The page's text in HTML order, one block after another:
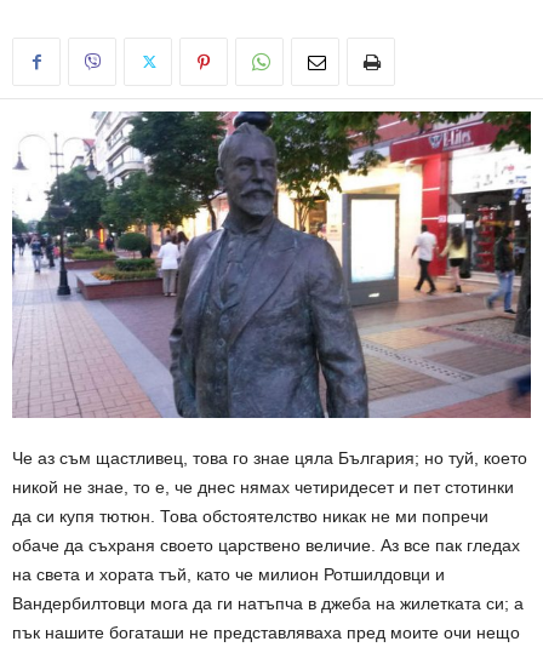
Че аз съм щастливец, това го знае цяла България; но туй, което
никой не знае, то е, че днес нямах четиридесет и пет стотинки
да си купя тютюн. Това обстоятелство никак не ми попречи
обаче да съхраня своето царствено величие. Аз все пак гледах
на света и хората тъй, като че милион Ротшилдовци и
Вандербилтовци мога да ги натъпча в джеба на жилетката си; а
пък нашите богаташи не представляваха пред моите очи нещо